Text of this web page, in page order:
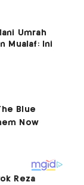
Umrah
Mualaf: Ini
Reza